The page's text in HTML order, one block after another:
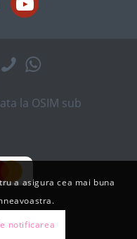
la OSIM sub
a asigura cea mai buna
notificarea